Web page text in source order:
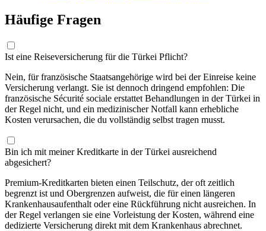
Häufige Fragen
Ist eine Reiseversicherung für die Türkei Pflicht?
Nein, für französische Staatsangehörige wird bei der Einreise keine
Versicherung verlangt. Sie ist dennoch dringend empfohlen: Die
französische Sécurité sociale erstattet Behandlungen in der Türkei in
der Regel nicht, und ein medizinischer Notfall kann erhebliche
Kosten verursachen, die du vollständig selbst tragen musst.
Bin ich mit meiner Kreditkarte in der Türkei ausreichend
abgesichert?
Premium-Kreditkarten bieten einen Teilschutz, der oft zeitlich
begrenzt ist und Obergrenzen aufweist, die für einen längeren
Krankenhausaufenthalt oder eine Rückführung nicht ausreichen. In
der Regel verlangen sie eine Vorleistung der Kosten, während eine
dedizierte Versicherung direkt mit dem Krankenhaus abrechnet.